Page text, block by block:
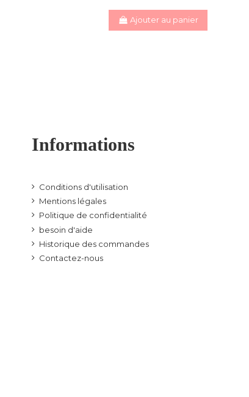
Ajouter au panier
Informations
Conditions d'utilisation
Mentions légales
Politique de confidentialité
besoin d'aide
Historique des commandes
Contactez-nous